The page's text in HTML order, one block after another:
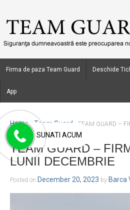
Firma de paza Team Guard Deschide
App
Home › Team Guard TEAM GUARD –
TEAM GUARD –
LUNII DECEMBRIE
Posted on December 20, 2023 by Barca
SUNATI ACUM